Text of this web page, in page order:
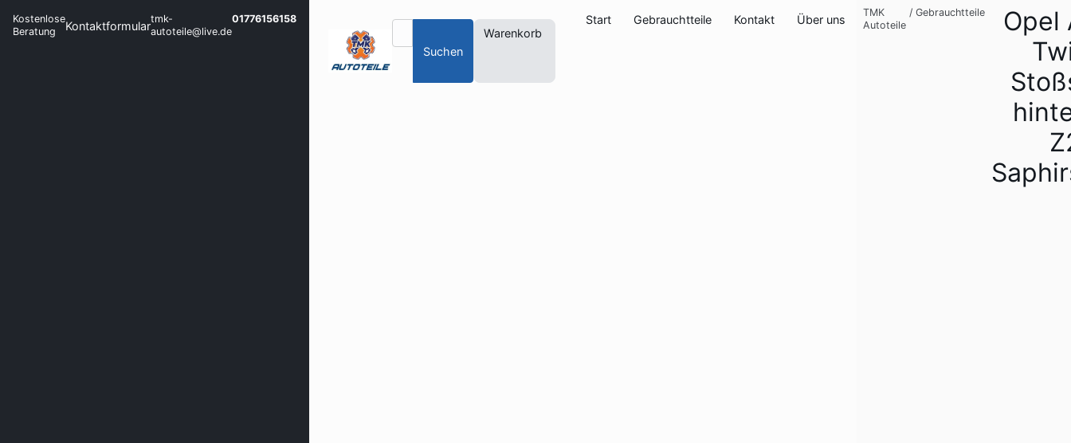
Kostenlose
Beratung
Kontaktformulartmk-
autoteile@live.de
01776156158
Suchen
Warenkorb
Start Gebrauchtteile Kontakt Über uns
TMK
Autoteile
/ Gebrauchtteile
Opel